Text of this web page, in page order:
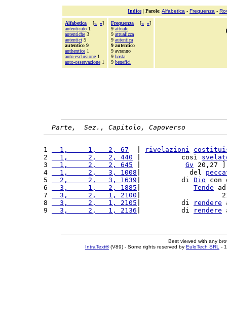
Indice| Parole: Alfabetica - Frequenza -
Alfabetica [« »]
autenticato 1
autentiche 3
autentici 5
autentico 9
authentice 1
auto-esclusione 1
auto-osservazione 1
Frequenza [« »]
9 attuale
9 attualizza
9 autentica
9 autentico
9 avranno
9 basta
9 benefici
Parte,  Sez., Capitolo, Capoverso
1
  1,     1,   2, 67
rivelazioni
2
  1,     2,   2, 440
|          così
3
  1,     2,   2, 645
Gv 20,27
4
  1,     2,   3, 1008
|            del
5
  2,     2,   3, 1639
|          di Dio
6
  3,     1,   2, 1885
Tende
7
  3,     2,   1, 2100
|
8
  3,     2,   1, 2105
|          di rendere
9
  3,     2,   1, 2136
|          di rendere
Best viewed with any
IntraText®(V89) - Some rights reserved by EuloTech SRL -